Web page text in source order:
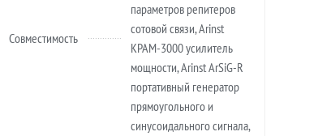
Совместимость
параметров репитеров
сотовой связи, Arinst
KPAM-3000 усилитель
мощности, Arinst ArSiG-R
портативный генератор
прямоугольного и
синусоидального сигнала,